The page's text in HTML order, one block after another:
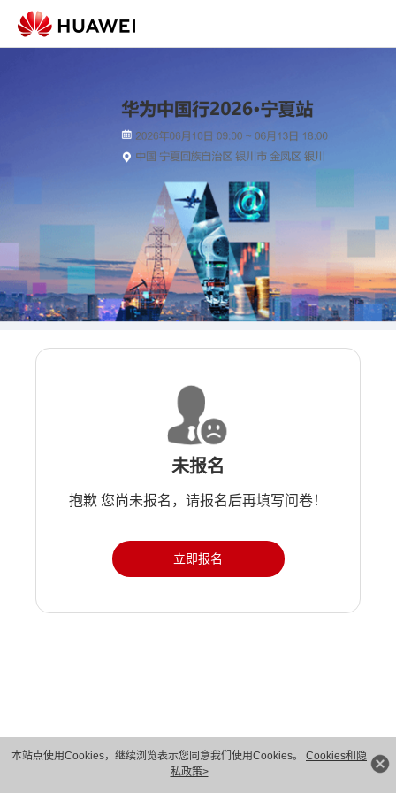
本站点使用Cookies，继续浏览表示您同意我们使用Cookies。 Cookies和隐
私政策>
未报名
抱歉 您尚未报名，请报名后再填写问卷！
立即报名
版权所有 © 华为技术有限公司 1998-2026。 保留一切权利。粤A2-20044005号
隐私保护
法律声明